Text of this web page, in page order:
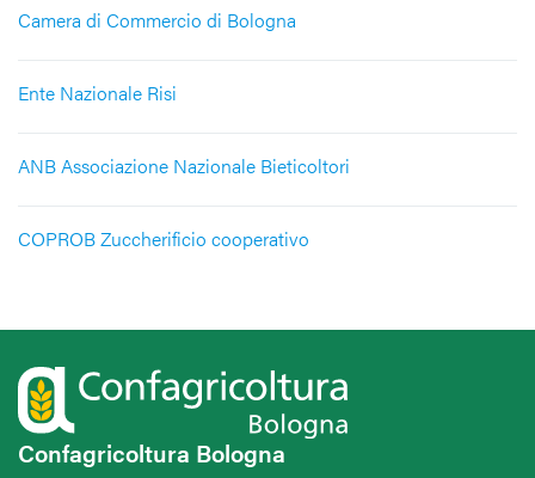
Camera di Commercio di Bologna
Ente Nazionale Risi
ANB Associazione Nazionale Bieticoltori
COPROB Zuccherificio cooperativo
Confagricoltura Bologna